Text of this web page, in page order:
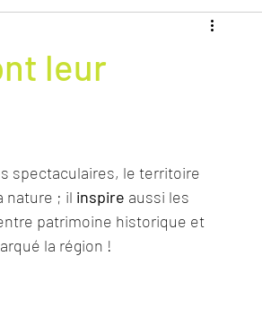
leur
spectaculaires, le territoire
; il inspire aussi les
patrimoine historique et
la région !